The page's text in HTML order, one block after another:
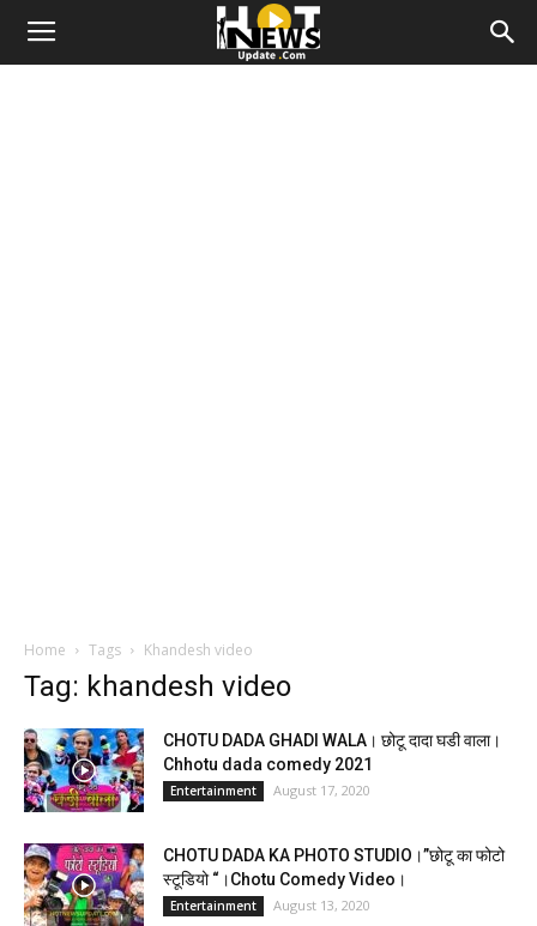
Home Tags Khandesh video
Tag: khandesh video
CHOTU DADA GHADI WALA। छोटू दादा घडी वाला।
Chhotu dada comedy 2021
Entertainment August 17, 2020
CHOTU DADA KA PHOTO STUDIO।”छोटू का फोटो
स्टूडियो “।Chotu Comedy Video।
Entertainment August 13, 2020